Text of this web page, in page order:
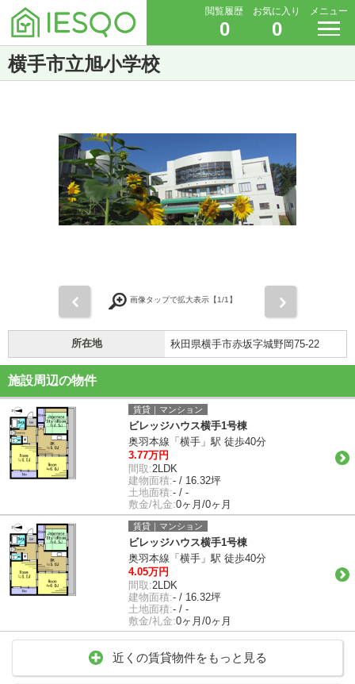
閲覧履歴
0
お気に入り
0
メニュー
横手市立旭小学校
画像タップで拡大表示【1/1】
所在地 秋田県横手市赤坂字城野岡75-22
施設周辺の物件
賃貸｜マンション
ビレッジハウス横手1号棟
奥羽本線「横手」駅 徒歩40分
3.77万円
間取:2LDK
建物面積:- / 16.32坪
土地面積:- / -
敷金/礼金:0ヶ月/0ヶ月
賃貸｜マンション
ビレッジハウス横手1号棟
奥羽本線「横手」駅 徒歩40分
4.05万円
間取:2LDK
建物面積:- / 16.32坪
土地面積:- / -
敷金/礼金:0ヶ月/0ヶ月
近くの賃貸物件をもっと見る